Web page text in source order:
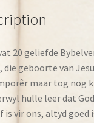
20 geliefde
geboorte van
maar tog nog
hulle leer dat
vir ons, altyd goed